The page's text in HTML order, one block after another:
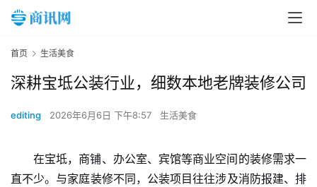
首页 生活美食
深耕宝坻公装行业，细数本地老牌装修公司
editing 2026年6月6日 下午8:57 生活美食
在宝坻，商铺、办公室、宾馆等商业空间的装修需求一
直不少。与家庭装修不同，公装项目往往涉及消防报建、排